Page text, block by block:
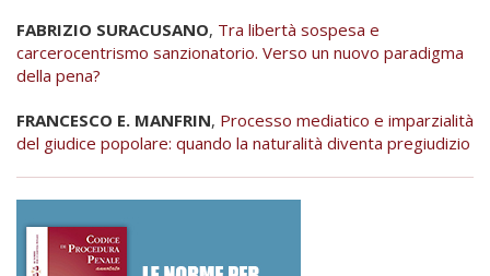
FABRIZIO SURACUSANO, Tra libertà sospesa e
carcerocentrismo sanzionatorio. Verso un nuovo paradigma
della pena?
FRANCESCO E. MANFRIN, Processo mediatico e imparzialità
del giudice popolare: quando la naturalità diventa pregiudizio